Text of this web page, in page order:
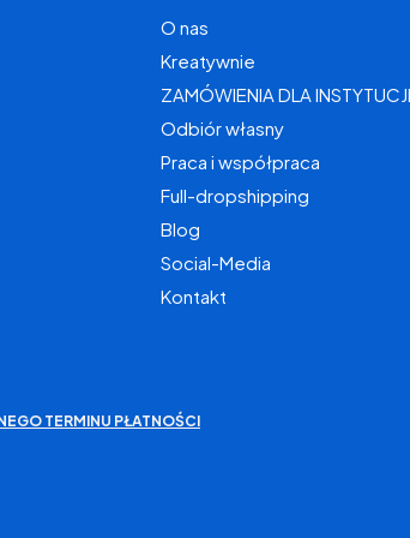
O nas
Kreatywnie
ZAMÓWIENIA DLA INSTYTUCJI
Odbiór własny
Praca i współpraca
Full-dropshipping
Blog
Social-Media
Kontakt
TERMINU PŁATNOŚCI